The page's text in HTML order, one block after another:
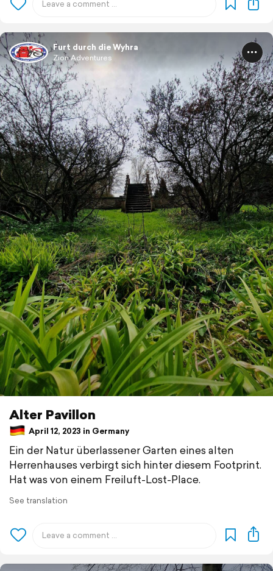
Furt durch die Wyhra
Zion Adventures
Alter Pavillon
April 12, 2023 in Germany
Ein der Natur überlassener Garten eines alten
Herrenhauses verbirgt sich hinter diesem Footprint.
Hat was von einem Freiluft-Lost-Place.
See translation